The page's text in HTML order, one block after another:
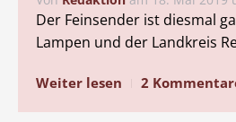
Der Feinsender ist diesmal
Lampen und der Landkreis
Weiter lesen 2